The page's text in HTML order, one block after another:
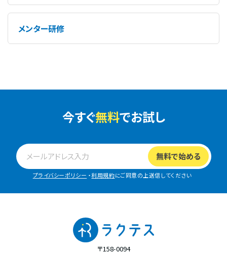
メンター研修
今すぐ無料でお試し
プライバシーポリシー ・利用規約にご同意の上送信してください
〒158-0094